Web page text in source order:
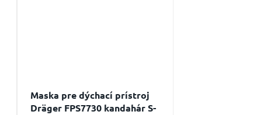
Maska pre dýchací prístroj
Dräger FPS7730 kandahár S-